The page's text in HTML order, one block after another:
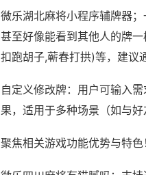
微乐湖北麻将小程序辅牌器
甚至好像能看到其他人的牌
扣跑胡子,蕲春打拱)等，建议
自定义修改牌：用户可输入
果，适用于多种场景（如与
聚焦相关游戏功能优势与特色